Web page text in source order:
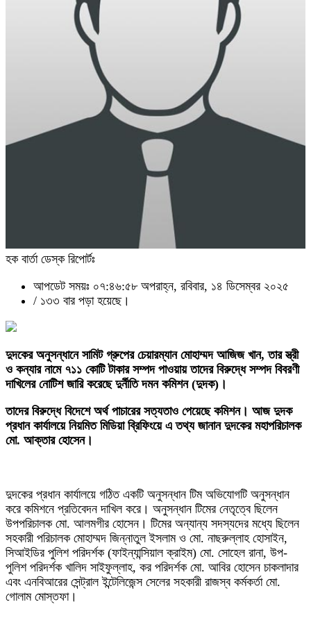
হক বার্তা ডেস্ক রিপোর্টঃ
আপডেট সময়ঃ ০৭:৪৬:৫৮ অপরাহ্ন, রবিবার, ১৪ ডিসেম্বর ২০২৫
/ ১৩৩ বার পড়া হয়েছে।
দুদকের‎ অনুসন্ধানে সামিট গ্রুপের চেয়ারম্যান মোহাম্মদ আজিজ খান, তার স্ত্রী
ও কন্যার নামে ৭১১ কোটি টাকার সম্পদ পাওয়ায় তাদের বিরুদ্ধে সম্পদ বিবরণী
দাখিলের নোটিশ জারি করেছে দুর্নীতি দমন কমিশন (দুদক)।
তাদের বিরুদ্ধে বিদেশে অর্থ পাচারের সত্যতাও পেয়েছে কমিশন। আজ দুদক
প্রধান কার্যালয়ে নিয়মিত মিডিয়া ব্রিফিংয়ে এ তথ্য জানান দুদকের মহাপরিচালক
মো. আক্তার হোসেন।
‎দুদকের প্রধান কার্যালয়ে গঠিত একটি অনুসন্ধান টিম অভিযোগটি অনুসন্ধান
করে কমিশনে প্রতিবেদন দাখিল করে। অনুসন্ধান টিমের নেতৃত্বে ছিলেন
উপপরিচালক মো. আলমগীর হোসেন। টিমের অন্যান্য সদস্যদের মধ্যে ছিলেন
সহকারী পরিচালক মোহাম্মদ জিন্নাতুল ইসলাম ও মো. নাছরুল্লাহ হোসাইন,
সিআইডির পুলিশ পরিদর্শক (ফাইন্যান্সিয়াল ক্রাইম) মো. সোহেল রানা, উপ-
পুলিশ পরিদর্শক খালিদ সাইফুল্লাহ, কর পরিদর্শক মো. আবির হোসেন চাকলাদার
এবং এনবিআরের সেন্ট্রাল ইন্টেলিজেন্স সেলের সহকারী রাজস্ব কর্মকর্তা মো.
গোলাম মোস্তফা।